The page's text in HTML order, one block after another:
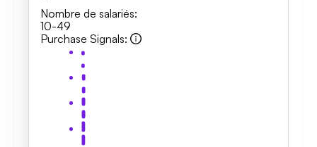
Nombre de salariés:
10-49
Purchase Signals: